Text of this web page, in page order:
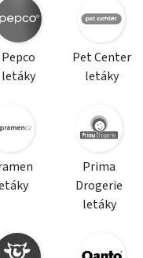
Pepco
letáky
Pet Center
letáky
Prima
Drogerie
letáky